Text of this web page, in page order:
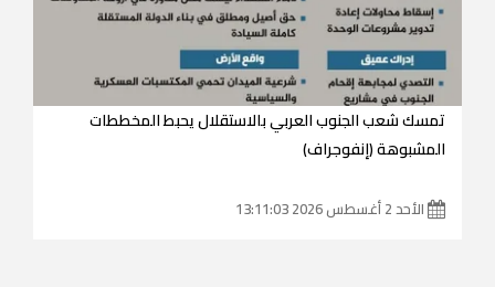
تمسك شعب الجنوب العربي بالاستقلال يحبط المخططات
المشبوهة (إنفوجراف)
الأحد 2 أغسطس 2026 13:11:03